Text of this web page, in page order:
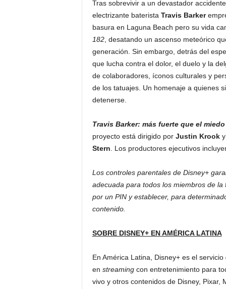
Tras sobrevivir a un devastador
electrizante baterista Travis Barker
basura en Laguna Beach pero su vida
182, desatando un ascenso meteórico
generación. Sin embargo, detrás del
que lucha contra el dolor, el duelo y la
de colaboradores, íconos culturales y
de los tatuajes. Un homenaje a quienes
detenerse.
Travis Barker: más fuerte que el miedo
proyecto está dirigido por Justin Krooky
Stern . Los productores ejecutivos
Los controles parentales de Disney+
adecuada para todos los miembros de
por un PIN y establecer, para
contenido.
SOBRE DISNEY+ EN AMÉRICA LATINA
En América Latina, Disney+ es el servicio
en streamingcon entretenimiento para
vivo y otros contenidos de Disney, Pixar,